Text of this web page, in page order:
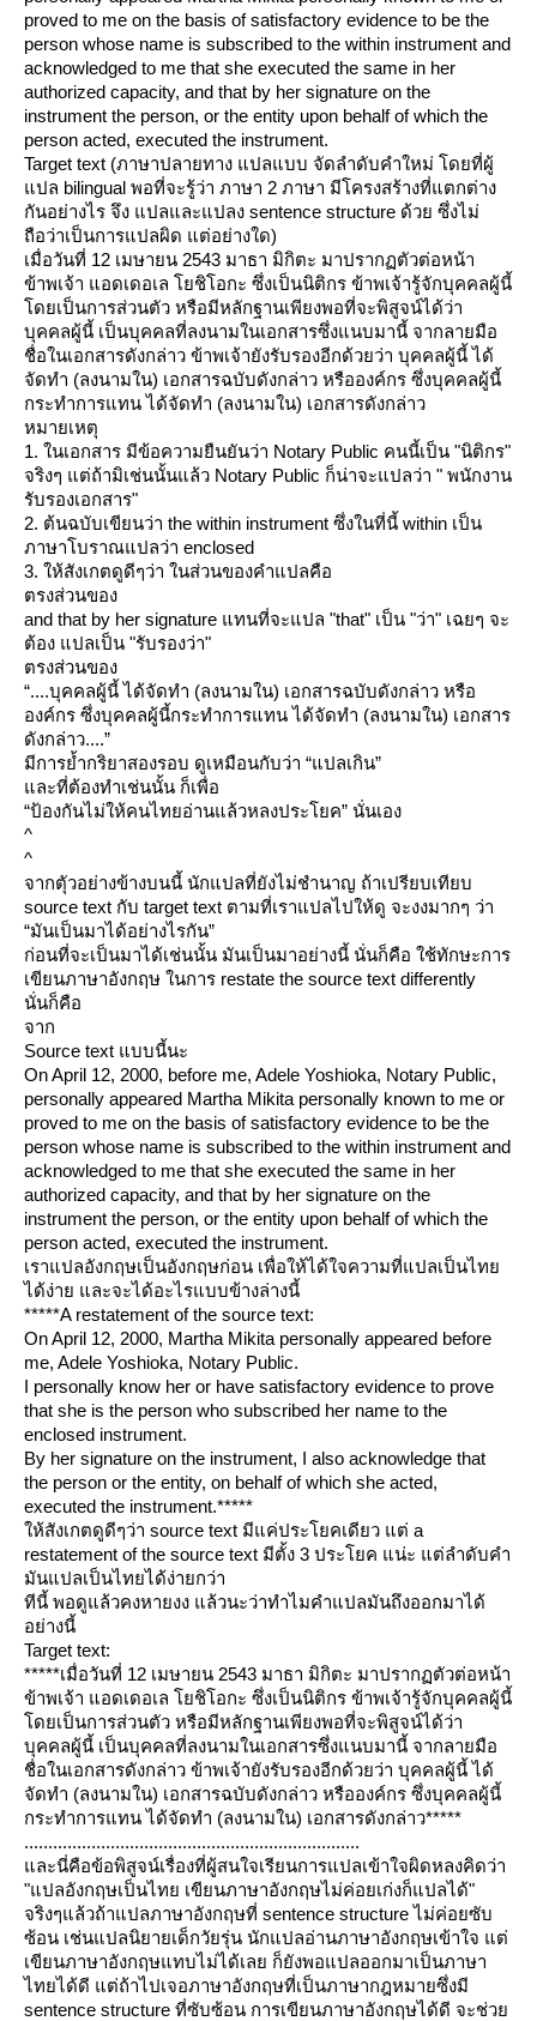
proved to me on the basis of satisfactory evidence to be the
person whose name is subscribed to the within instrument and
acknowledged to me that she executed the same in her
authorized capacity, and that by her signature on the
instrument the person, or the entity upon behalf of which the
person acted, executed the instrument.
Target text (ภาษาปลายทาง แปลแบบ จัดลำดับคำใหม่ โดยที่ผู้
ปล bilingual พอที่จะรู้ว่า ภาษา 2 ภาษา มีโครงสร้างที่แตกต่าง
กันอย่างไร จึง แปลและแปลง sentence structure ด้วย ซึ่งไม่
ถือว่าเป็นการแปลผิด แต่อย่างใด)
เมื่อวันที่ 12 เมษายน 2543 มาธา มิกิตะ มาปรากฏตัวต่อหน้า
ข้าพเจ้า แอดเดอเล โยชิโอกะ ซึ่งเป็นนิติกร ข้าพเจ้ารู้จักบุคคลผู้นี้
ดยเป็นการส่วนตัว หรือมีหลักฐานเพียงพอที่จะพิสูจน์ได้ว่า
บุคคลผู้นี้ เป็นบุคคลที่ลงนามในเอกสารซึ่งแนบมานี้ จากลายมือ
ชื่อในเอกสารดังกล่าว ข้าพเจ้ายังรับรองอีกด้วยว่า บุคคลผู้นี้ ได้
จัดทำ (ลงนามใน) เอกสารฉบับดังกล่าว หรือองค์กร ซึ่งบุคคลผู้นี้
กระทำการแทน ได้จัดทำ (ลงนามใน) เอกสารดังกล่าว
หมายเหตุ
1. ในเอกสาร มีข้อความยืนยันว่า Notary Public คนนี้เป็น "นิติกร"
จริงๆ แต่ถ้ามิเช่นนั้นแล้ว Notary Public ก็น่าจะแปลว่า " พนักงาน
รับรองเอกสาร"
2. ต้นฉบับเขียนว่า the within instrument ซึ่งในที่นี้ within เป็น
ภาษาโบราณแปลว่า enclosed
3. ให้สังเกตดูดีๆว่า ในส่วนของคำแปลคือ
ตรงส่วนของ
and that by her signature แทนที่จะแปล "that" เป็น "ว่า" เฉยๆ จะ
ต้อง แปลเป็น "รับรองว่า"
ตรงส่วนของ
“....บุคคลผู้นี้ ได้จัดทำ (ลงนามใน) เอกสารฉบับดังกล่าว หรือ
องค์กร ซึ่งบุคคลผู้นี้กระทำการแทน ได้จัดทำ (ลงนามใน) เอกสาร
ดังกล่าว....”
มีการย้ำกริยาสองรอบ ดูเหมือนกับว่า “แปลเกิน”
ละที่ต้องทำเช่นนั้น ก็เพื่อ
“ป้องกันไม่ให้คนไทยอ่านแล้วหลงประโยค” นั่นเอง
^
^
จากตัุวอย่างข้างบนนี้ นักแปลที่ยังไม่ชำนาญ ถ้าเปรียบเทียบ
source text กับ target text ตามที่เราแปลไปให้ดู จะงงมากๆ ว่า
“มันเป็นมาได้อย่างไรกัน”
ก่อนที่จะเป็นมาได้เช่นนั้น มันเป็นมาอย่างนี้ นั่นก็คือ ใช้ทักษะการ
เขียนภาษาอังกฤษ ในการ restate the source text differently
นั่นก็คือ
จาก
Source text แบบนี้นะ
On April 12, 2000, before me, Adele Yoshioka, Notary Public,
personally appeared Martha Mikita personally known to me or
proved to me on the basis of satisfactory evidence to be the
person whose name is subscribed to the within instrument and
acknowledged to me that she executed the same in her
authorized capacity, and that by her signature on the
instrument the person, or the entity upon behalf of which the
person acted, executed the instrument.
เราแปลอังกฤษเป็นอังกฤษก่อน เพื่อให้ได้ใจความที่แปลเป็นไท
ได้ง่าย และจะได้อะไรแบบข้างล่างนี้
*****A restatement of the source text:
On April 12, 2000, Martha Mikita personally appeared before
me, Adele Yoshioka, Notary Public.
I personally know her or have satisfactory evidence to prove
that she is the person who subscribed her name to the
enclosed instrument.
By her signature on the instrument, I also acknowledge that
the person or the entity, on behalf of which she acted,
executed the instrument.*****
ห้สังเกตดูดีๆว่า source text มีแค่ประโยคเดียว แต่ a
restatement of the source text มีตั้ง 3 ประโยค แน่ะ แต่ลำดับคำ
มันแปลเป็นไทยได้ง่ายกว่า
ทีนี้ พอดูแล้วคงหายงง แล้วนะว่าทำไมคำแปลมันถึงออกมาได้
อย่างนี้
Target text:
*****เมื่อวันที่ 12 เมษายน 2543 มาธา มิกิตะ มาปรากฏตัวต่อหน้า
ข้าพเจ้า แอดเดอเล โยชิโอกะ ซึ่งเป็นนิติกร ข้าพเจ้ารู้จักบุคคลผู้นี้
ดยเป็นการส่วนตัว หรือมีหลักฐานเพียงพอที่จะพิสูจน์ได้ว่า
บุคคลผู้นี้ เป็นบุคคลที่ลงนามในเอกสารซึ่งแนบมานี้ จากลายมือ
ชื่อในเอกสารดังกล่าว ข้าพเจ้ายังรับรองอีกด้วยว่า บุคคลผู้นี้ ได้
จัดทำ (ลงนามใน) เอกสารฉบับดังกล่าว หรือองค์กร ซึ่งบุคคลผู้นี้
กระทำการแทน ได้จัดทำ (ลงนามใน) เอกสารดังกล่าว*****
......................................................................
ละนี่คือข้อพิสูจน์เรื่องที่ผู้สนใจเรียนการแปลเข้าใจผิดหลงคิดว่า
"แปลอังกฤษเป็นไทย เขียนภาษาอังกฤษไม่ค่อยเก่งก็แปลได้"
จริงๆแล้วถ้าแปลภาษาอังกฤษที่ sentence structure ไม่ค่อยซับ
ซ้อน เช่นแปลนิยายเด็กวัยรุ่น นักแปลอ่านภาษาอังกฤษเข้าใจ แต่
เขียนภาษาอังกฤษแทบไม่ได้เลย ก็ยังพอแปลออกมาเป็นภาษา
ไทยได้ดี แต่ถ้าไปเจอภาษาอังกฤษที่เป็นภาษากฎหมายซึ่งมี
sentence structure ที่ซับซ้อน การเขียนภาษาอังกฤษได้ดี จะช่ว